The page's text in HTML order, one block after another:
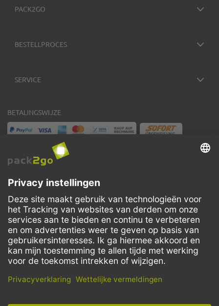
PACK2GO
BESTELLPROCES
SERVICE
BETALINGSWIJZE
FacebookInstagramLinkedIn